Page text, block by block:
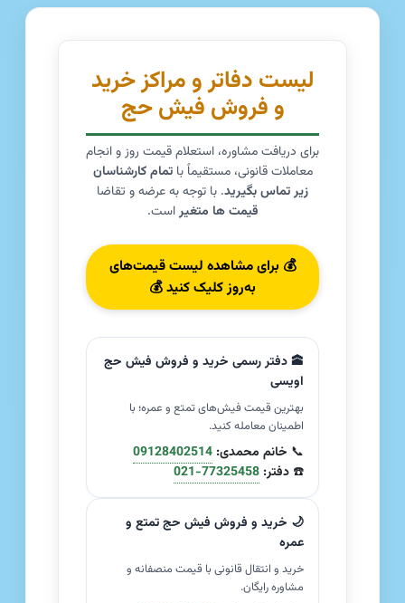
لیست دفاتر و مراکز خرید
و فروش فیش حج
برای دریافت مشاوره، استعلام قیمت روز و انجام
معاملات قانونی، مستقیماً باتمام کارشناسان
زیر تماس بگیرید. با توجه به عرضه و تقاضا
قیمت ها متغیراست.
💰 برای مشاهده لیست قیمت‌های
به‌روز کلیک کنید 💰
🕋 دفتر رسمی خرید و فروش فیش حج
اویسی
بهترین قیمت فیش‌های تمتع و عمره؛ با
اطمینان معامله کنید.
📞 خانم محمدی: 09128402514
☎️ دفتر: 021-77325458
🌙 خرید و فروش فیش حج تمتع و
عمره
خرید و انتقال قانونی با قیمت منصفانه و
مشاوره رایگان.